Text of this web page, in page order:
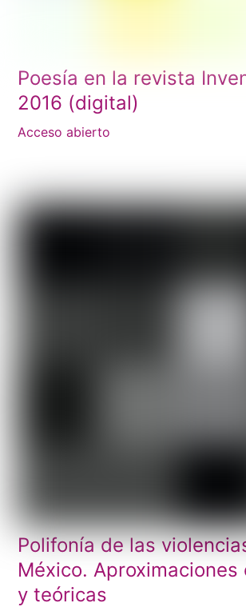
Poesía en la revista
2016 (digital)
Acceso abierto
Polifonía de las
México. Aproximaciones
y teóricas